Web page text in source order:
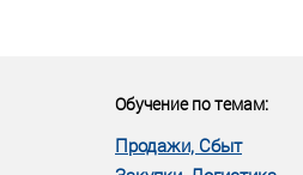
Обучение по темам:
Продажи, Сбыт